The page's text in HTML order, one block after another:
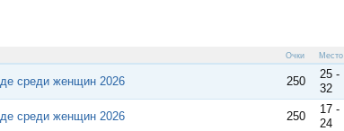
Очки Место
среди женщин 2026 250
25 -
32
среди женщин 2026 250
17 -
24